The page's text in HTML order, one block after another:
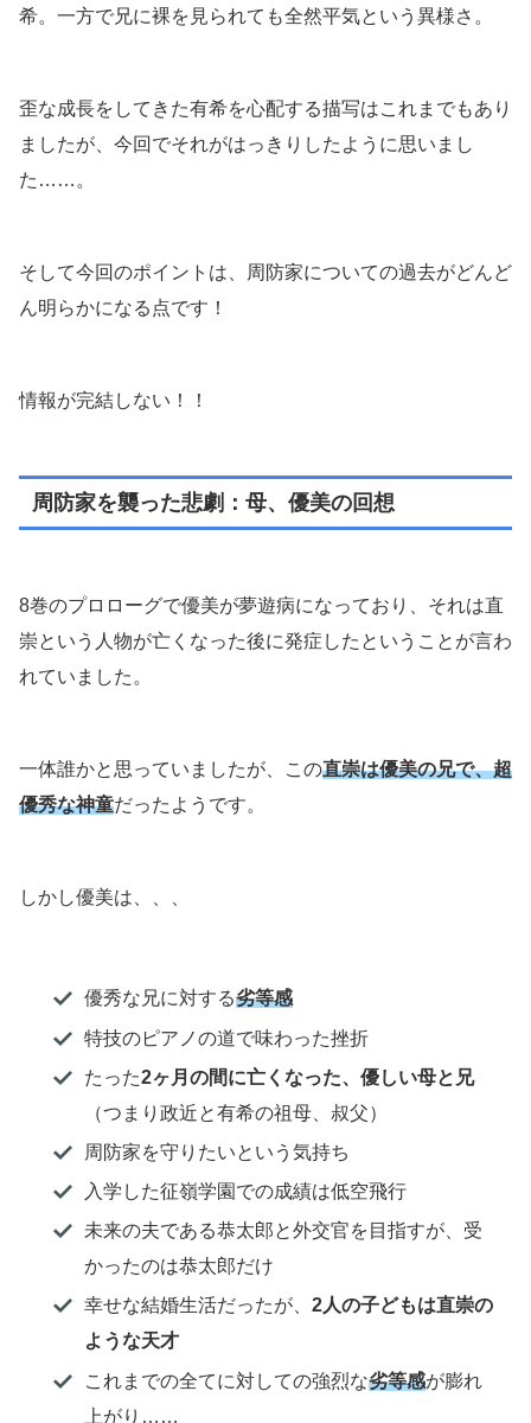
希。一方で兄に裸を見られても全然平気という異様さ。
歪な成長をしてきた有希を心配する描写はこれまでもあり
ましたが、今回でそれがはっきりしたように思いまし
た……。
そして今回のポイントは、周防家についての過去がどんど
ん明らかになる点です！
情報が完結しない！！
周防家を襲った悲劇：母、優美の回想
8巻のプロローグで優美が夢遊病になっており、それは直
崇という人物が亡くなった後に発症したということが言わ
れていました。
一体誰かと思っていましたが、この直崇は優美の兄で、超
優秀な神童だったようです。
しかし優美は、、、
優秀な兄に対する劣等感
特技のピアノの道で味わった挫折
たった2ヶ月の間に亡くなった、優しい母と兄
（つまり政近と有希の祖母、叔父）
周防家を守りたいという気持ち
入学した征嶺学園での成績は低空飛行
未来の夫である恭太郎と外交官を目指すが、受
かったのは恭太郎だけ
幸せな結婚生活だったが、 2人の子どもは直崇の
ような天才
これまでの全てに対しての強烈な劣等感が膨れ
上がり……